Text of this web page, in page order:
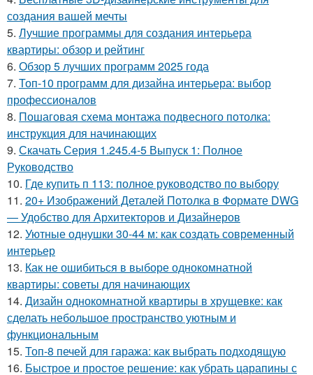
создания вашей мечты
5. Лучшие программы для создания интерьера
квартиры: обзор и рейтинг
6. Обзор 5 лучших программ 2025 года
7. Топ-10 программ для дизайна интерьера: выбор
профессионалов
8. Пошаговая схема монтажа подвесного потолка:
инструкция для начинающих
9. Скачать Серия 1.245.4-5 Выпуск 1: Полное
Руководство
10. Где купить п 113: полное руководство по выбору
11. 20+ Изображений Деталей Потолка в Формате DWG
— Удобство для Архитекторов и Дизайнеров
12. Уютные однушки 30-44 м: как создать современный
интерьер
13. Как не ошибиться в выборе однокомнатной
квартиры: советы для начинающих
14. Дизайн однокомнатной квартиры в хрущевке: как
сделать небольшое пространство уютным и
функциональным
15. Топ-8 печей для гаража: как выбрать подходящую
16. Быстрое и простое решение: как убрать царапины с